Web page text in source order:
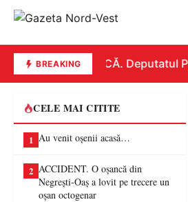
BREAKINGREPLICĂ. Deputatul
CELE MAI CITITE
1 Au venit oșenii acasă…
2 ACCIDENT. O oșancă din
Negrești-Oaș a lovit pe trecere un
oșan octogenar